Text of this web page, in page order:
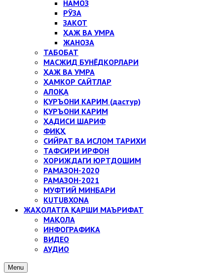
НАМОЗ
РЎЗА
ЗАКОТ
ҲАЖ ВА УМРА
ЖАНОЗА
ТАБОБАТ
МАСЖИД БУНЁДКОРЛАРИ
ҲАЖ ВА УМРА
ҲАМКОР САЙТЛАР
АЛОҚА
ҚУРЪОНИ КАРИМ (дастур)
ҚУРЪОНИ КАРИМ
ҲАДИСИ ШАРИФ
ФИҚҲ
СИЙРАТ ВА ИСЛОМ ТАРИХИ
ТАФСИРИ ИРФОН
ХОРИЖДАГИ ЮРТДОШИМ
РАМАЗОН-2020
РАМАЗОН-2021
МУФТИЙ МИНБАРИ
KUTUBXONA
ЖАҲОЛАТГА ҚАРШИ МАЪРИФАТ
МАҚОЛА
ИНФОГРАФИКА
ВИДЕО
АУДИО
Menu